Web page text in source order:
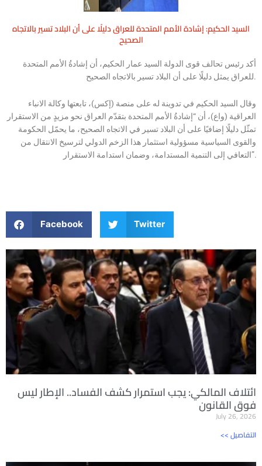
السيد الحكيم: إشادة الأمم المتحدة للعراق دليلًا على أن البلاد تسير بالاتجاه
الصحيح
أكد رئيس تحالف قوى الدولة السيد عمار الحكيم، أن إشادةُ الأمم المتحدة
للعراق يمثل دليلًا على أن البلاد تسير بالاتجاه الصحيح.
وقال السيد الحكيم في تدوينة له على منصة (إكس)، تابعتها وكالة الانباء
العراقية (واع)، أن “إشادةُ الأمم المتحدة بتقدّم العراق نحو مزيدٍ من الاستقرار
تمثّل دليلًا إضافيًا على أن البلاد تسير في الاتجاه الصحيح، ما يحمّل الحكومة
والقوى السياسية مسؤولية استثمار هذا الزخم الدولي لترسيخ الانتقال من
التعافي إلى التنمية المستدامة، وضمان استدامة الاستقرار”.
Facebook Twitter
ائتلاف المالكي: يجب استمرار كشف الفساد.. الإطار ليس
فوق القانون
July 26, 2026
<< التفاصيل